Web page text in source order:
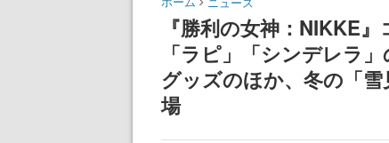
エンブレム、型式番号な
どを配置『勝利の女神：NIKKE
「ラピ」「シンデレラ
グッズのほか、冬の「
場